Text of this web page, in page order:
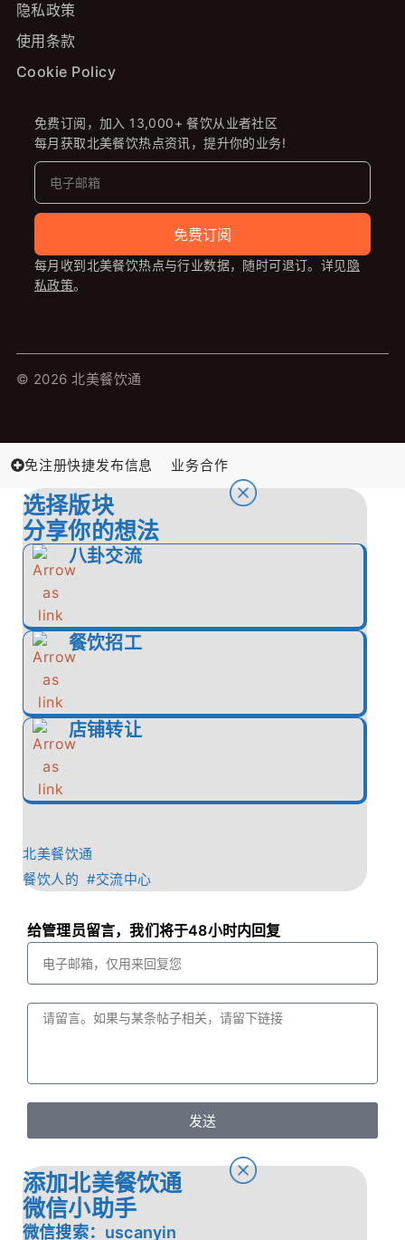
隐私政策
使用条款
Cookie Policy
免费订阅，加入 13,000+ 餐饮从业者社区
每月获取北美餐饮热点资讯，提升你的业务!
免费订阅
每月收到北美餐饮热点与行业数据，随时可退订。详见隐
私政策。
© 2026 北美餐饮通
免注册快捷发布信息 业务合作
选择版块
分享你的想法
八卦交流
餐饮招工
店铺转让
北美餐饮通
餐饮人的 #交流中心
给管理员留言，我们将于48小时内回复
发送
添加北美餐饮通
微信小助手
微信搜索：uscanyin